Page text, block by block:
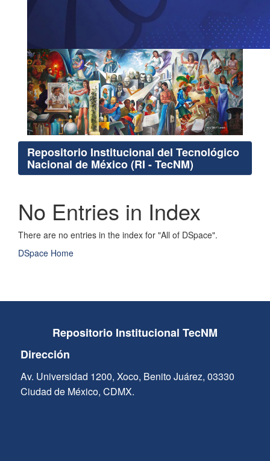
Repositorio Institucional del Tecnológico
Nacional de México (RI - TecNM)
No Entries in Index
There are no entries in the index for "All of DSpace".
DSpace Home
Repositorio Institucional TecNM
Dirección
Av. Universidad 1200, Xoco, Benito Juárez, 03330
Ciudad de México, CDMX.